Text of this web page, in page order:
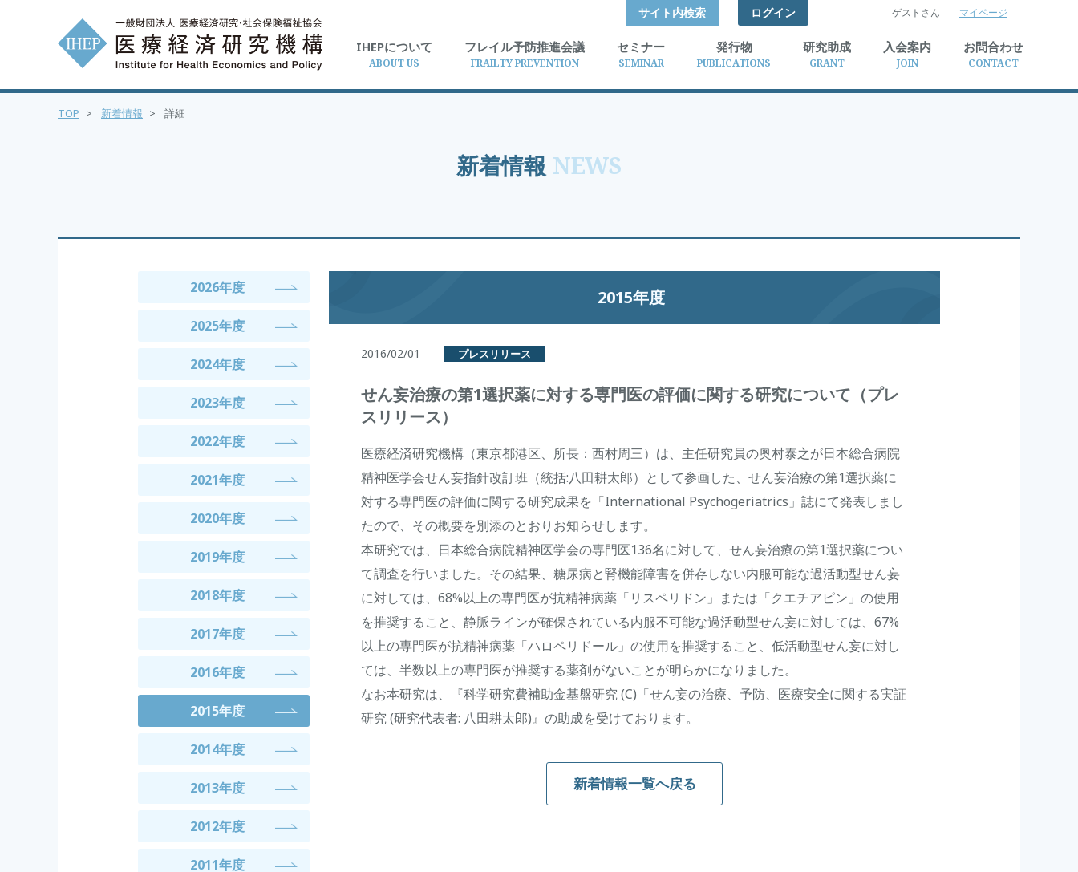
サイト内検索 検索
ログイン ゲストさん マイページ
IHEPについて
ABOUT US
フレイル予防推進会議
FRAILTY PREVENTION
セミナー
SEMINAR
発行物
PUBLICATIONS
研究助成
GRANT
入会案内
JOIN
お問合わせ
CONTACT
新着情報 NEWS
TOP > 新着情報 > 詳細
2026年度
2025年度
2024年度
2023年度
2022年度
2021年度
2020年度
2019年度
2018年度
2017年度
2016年度
2015年度
2014年度
2013年度
2012年度
2011年度
2015年度
2016/02/01 プレスリリース
せん妄治療の第1選択薬に対する専門医の評価に関する研究について（プレ
スリリース）
医療経済研究機構（東京都港区、所長：西村周三）は、主任研究員の奥村泰之が日本総合病院
精神医学会せん妄指針改訂班（統括:八田耕太郎）として参画した、せん妄治療の第1選択薬に
対する専門医の評価に関する研究成果を「International Psychogeriatrics」誌にて発表しまし
たので、その概要を別添のとおりお知らせします。
本研究では、日本総合病院精神医学会の専門医136名に対して、せん妄治療の第1選択薬につい
て調査を行いました。その結果、糖尿病と腎機能障害を併存しない内服可能な過活動型せん妄
に対しては、68%以上の専門医が抗精神病薬「リスペリドン」または「クエチアピン」の使用
を推奨すること、静脈ラインが確保されている内服不可能な過活動型せん妄に対しては、67%
以上の専門医が抗精神病薬「ハロペリドール」の使用を推奨すること、低活動型せん妄に対し
ては、半数以上の専門医が推奨する薬剤がないことが明らかになりました。
なお本研究は、『科学研究費補助金基盤研究 (C)「せん妄の治療、予防、医療安全に関する実証
研究 (研究代表者: 八田耕太郎)』の助成を受けております。
新着情報一覧へ戻る